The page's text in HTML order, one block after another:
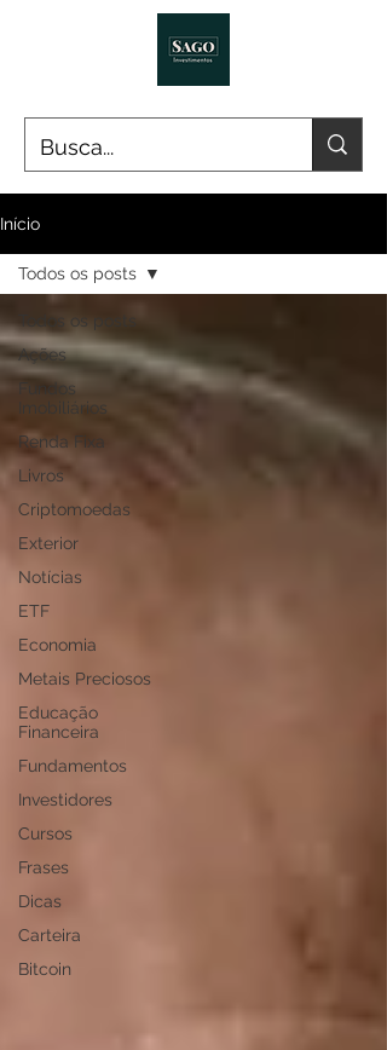
Início
Todos os posts
Ações
Fundos
Imobiliários
Renda Fixa
Livros
Criptomoedas
Exterior
Notícias
ETF
Economia
Metais Preciosos
Educação
Financeira
Fundamentos
Investidores
Cursos
Frases
Dicas
Carteira
Bitcoin
Todos os posts